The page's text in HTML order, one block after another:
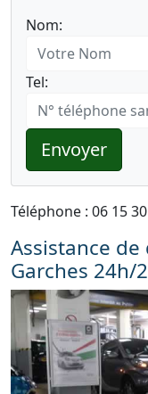
Nom:
Tel:
Envoyer
Téléphone : 06 15
Assistance
Garches 24h/